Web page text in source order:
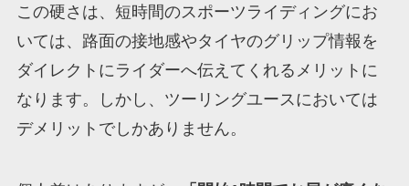
この硬さは、短時間のスポーツライディングにお
いては、路面の接地感やタイヤのグリップ情報を
ダイレクトにライダーへ伝えてくれるメリットに
なります。しかし、ツーリングユースにおいては
デメリットでしかありません。